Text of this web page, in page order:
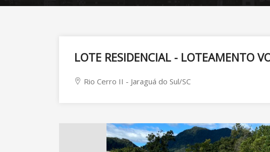
LOTE RESIDENCIAL - LOTEAMENTO
Rio Cerro II - Jaraguá do Sul/SC